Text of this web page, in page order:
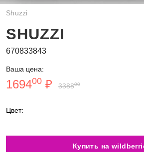
Shuzzi
SHUZZI
670833843
Ваша цена:
169400 ₽ 338800
Цвет:
Купить на